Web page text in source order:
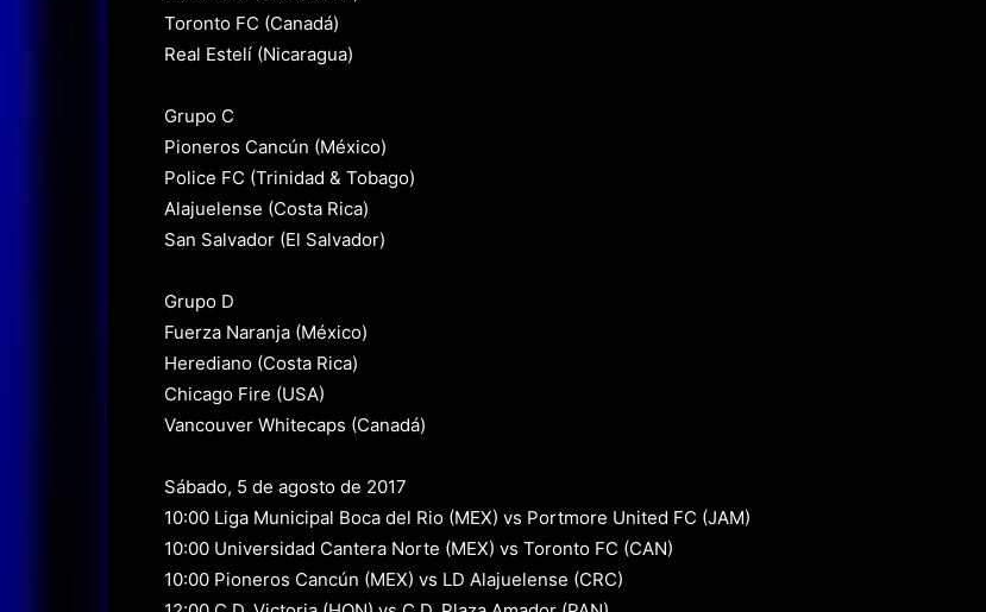
Toronto FC (Canadá)
Real Estelí (Nicaragua)
Grupo C
Pioneros Cancún (México)
Police FC (Trinidad & Tobago)
Alajuelense (Costa Rica)
San Salvador (El Salvador)
Grupo D
Fuerza Naranja (México)
Herediano (Costa Rica)
Chicago Fire (USA)
Vancouver Whitecaps (Canadá)
Sábado, 5 de agosto de 2017
10:00 Liga Municipal Boca del Rio (MEX) vs Portmore United FC (JAM)
10:00 Universidad Cantera Norte (MEX) vs Toronto FC (CAN)
10:00 Pioneros Cancún (MEX) vs LD Alajuelense (CRC)